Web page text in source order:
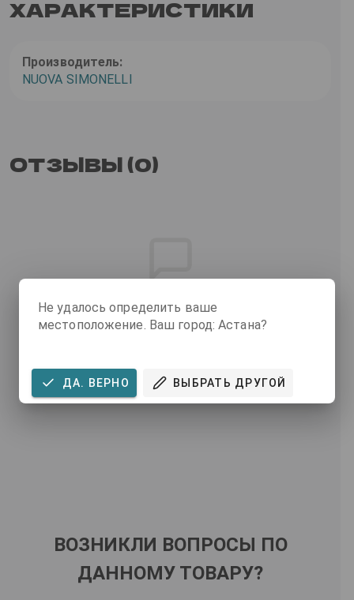
ХАРАКТЕРИСТИКИ
Производитель:
NUOVA SIMONELLI
ОТЗЫВЫ (0)
Станьте первым, кто оставит отзыв об этом
Написать первый отзыв
ВОЗНИКЛИ ВОПРОСЫ ПО
ДАННОМУ ТОВАРУ?
Не удалось определить ваше
местоположение. Ваш город: Астана?
ДА. ВЕРНО ВЫБРАТЬ ДРУГОЙ